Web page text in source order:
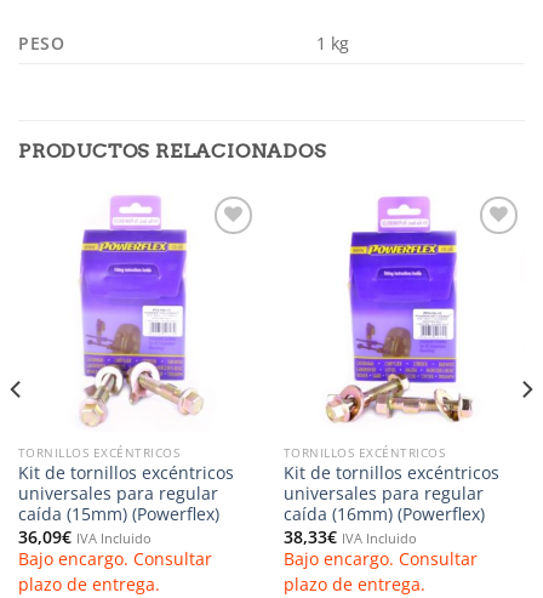
PESO 1 kg
PRODUCTOS RELACIONADOS
TORNILLOS EXCÉNTRICOS
Kit de tornillos excéntricos
universales para regular
caída (15mm) (Powerflex)
36,09€ IVA Incluido
Bajo encargo. Consultar
plazo de entrega.
TORNILLOS EXCÉNTRICOS
Kit de tornillos excéntricos
universales para regular
caída (16mm) (Powerflex)
38,33€ IVA Incluido
Bajo encargo. Consultar
plazo de entrega.